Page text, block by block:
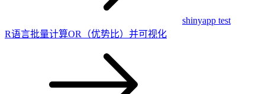
shinyapp test
R语言批量计算OR（优势比）并可视化